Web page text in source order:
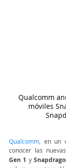
Qualcomm
móviles
Qualcomm , en un
conocer las
Gen 1 y